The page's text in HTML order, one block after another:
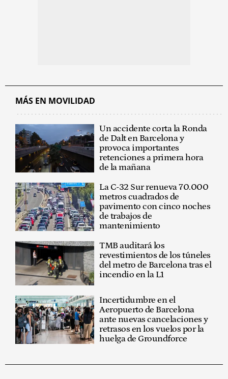
MÁS EN MOVILIDAD
Un accidente corta la Ronda
de Dalt en Barcelona y
provoca importantes
retenciones a primera hora
de la mañana
La C-32 Sur renueva 70.000
metros cuadrados de
pavimento con cinco noches
de trabajos de
mantenimiento
TMB auditará los
revestimientos de los túneles
del metro de Barcelona tras el
incendio en la L1
Incertidumbre en el
Aeropuerto de Barcelona
ante nuevas cancelaciones y
retrasos en los vuelos por la
huelga de Groundforce